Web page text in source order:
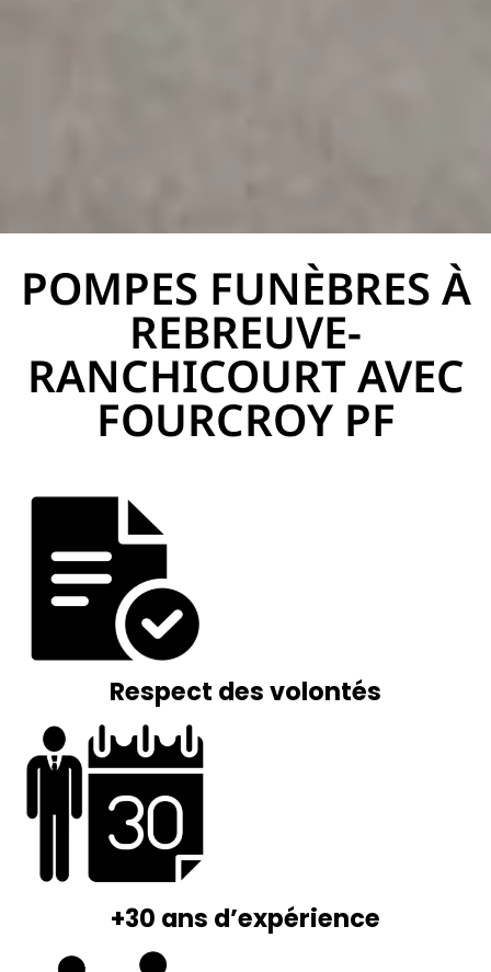
PF Fourcroy
POMPES FUNÈBRES À
REBREUVE-
RANCHICOURT AVEC
FOURCROY PF
Respect des volontés
+30 ans d’expérience